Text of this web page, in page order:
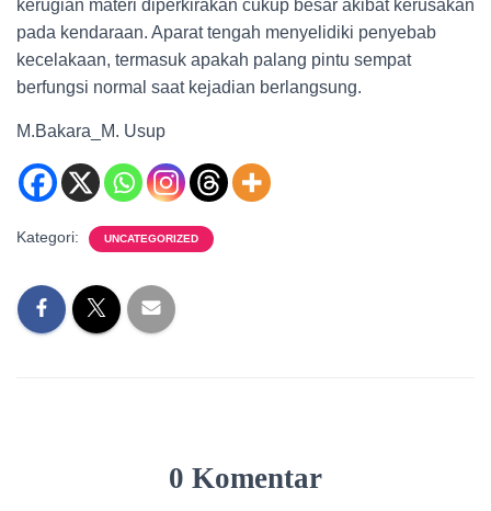
kerugian materi diperkirakan cukup besar akibat kerusakan
pada kendaraan. Aparat tengah menyelidiki penyebab
kecelakaan, termasuk apakah palang pintu sempat
berfungsi normal saat kejadian berlangsung.
M.Bakara_M. Usup
Kategori: UNCATEGORIZED
0 Komentar